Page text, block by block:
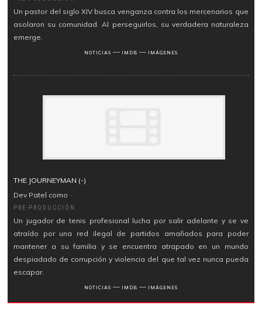
Un pastor del siglo XIV busca venganza contra los mercenarios que
asolaron su comunidad. Al perseguirlos, su verdadera naturaleza
emerge.
NOTICIAS ― IMDB ― IMÁGENES
THE JOURNEYMAN (-)
Dev Patel como -
PRE-PRODUCCIÓN
Un jugador de tenis profesional lucha por salir adelante y se ve
atraído por una red ilegal de partidos amañados para poder
mantener a su familia y se encuentra atrapado en un mundo
despiadado de corrupción y violencia del que tal vez nunca pueda
escapar.
NOTICIAS ― IMDB ― IMÁGENES